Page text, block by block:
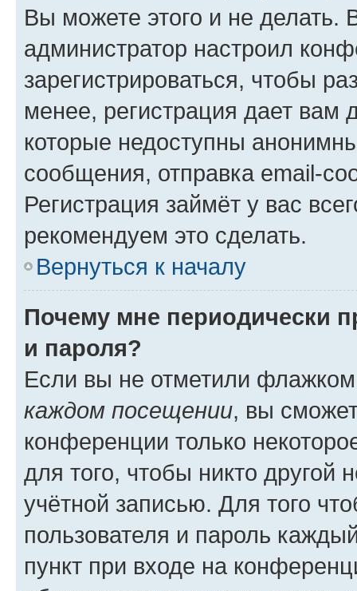
Вы можете этого и не делать.
администратор настроил
зарегистрироваться, чтобы
менее, регистрация дает вам
которые недоступны
сообщения, отправка email-
Регистрация займёт у вас
рекомендуем это сделать.
Вернуться к началу
Почему мне периодически
и пароля?
Если вы не отметили
каждом посещении, вы
конференции только
для того, чтобы никто другой
учётной записью. Для того
пользователя и пароль
пункт при входе на